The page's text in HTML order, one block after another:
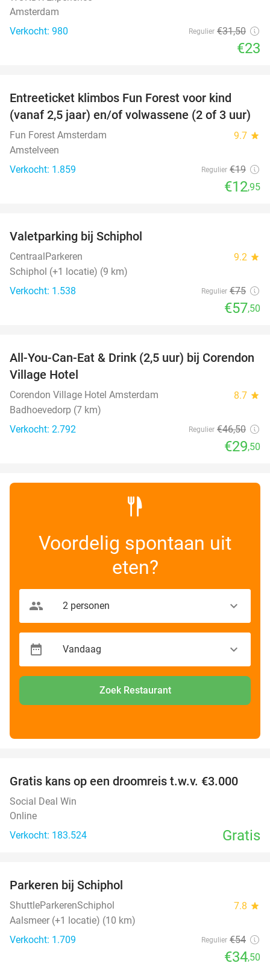
Amsterdam
Verkocht: 980
Regulier €31,50
€23
Entreeticket klimbos Fun Forest voor kind
(vanaf 2,5 jaar) en/of volwassene (2 of 3 uur)
Fun Forest Amsterdam 9.7 star
Amstelveen
Verkocht: 1.859
Regulier €19
€12,95
Valetparking bij Schiphol
CentraalParkeren 9.2 star
Schiphol (+1 locatie) (9 km)
Verkocht: 1.538
Regulier €75
€57,50
37%
All-You-Can-Eat & Drink (2,5 uur) bij Corendon
Village Hotel
Corendon Village Hotel Amsterdam 8.7 star
Badhoevedorp (7 km)
Verkocht: 2.792
Regulier €46,50
€29,50
Voordelig spontaan uit
eten?
Zoek Restaurant
Gratis kans op een droomreis t.w.v. €3.000
Social Deal Win
Online
Verkocht: 183.524
Gratis
Parkeren bij Schiphol
ShuttleParkerenSchiphol 7.8 star
Aalsmeer (+1 locatie) (10 km)
Verkocht: 1.709
Regulier €54
€34,50